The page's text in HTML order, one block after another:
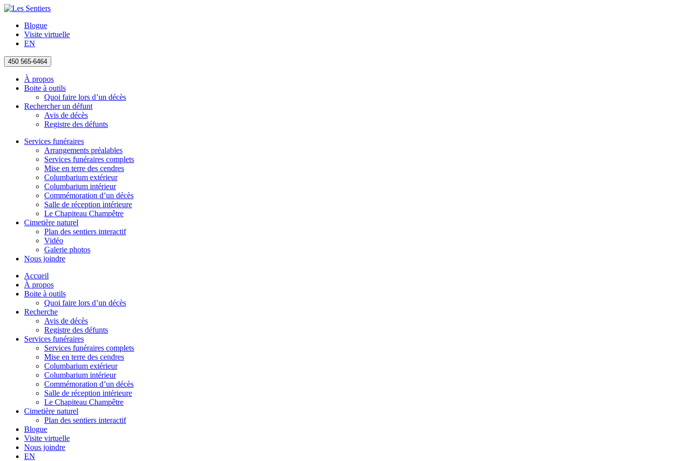
Blogue
Visite virtuelle
EN
450 565-6464
À propos
Boite à outils
Quoi faire lors d’un décès
Rechercher un défunt
Avis de décès
Registre des défunts
Services funéraires
Arrangements préalables
Services funéraires complets
Mise en terre des cendres
Columbarium extérieur
Columbarium intérieur
Commémoration d’un décès
Salle de réception intérieure
Le Chapiteau Champêtre
Cimetière naturel
Plan des sentiers interactif
Vidéo
Galerie photos
Nous joindre
Accueil
À propos
Boite à outils
Quoi faire lors d’un décès
Recherche
Avis de décès
Registre des défunts
Services funéraires
Services funéraires complets
Mise en terre des cendres
Columbarium extérieur
Columbarium intérieur
Commémoration d’un décès
Salle de réception intérieure
Le Chapiteau Champêtre
Cimetière naturel
Plan des sentiers interactif
Blogue
Visite virtuelle
Nous joindre
EN